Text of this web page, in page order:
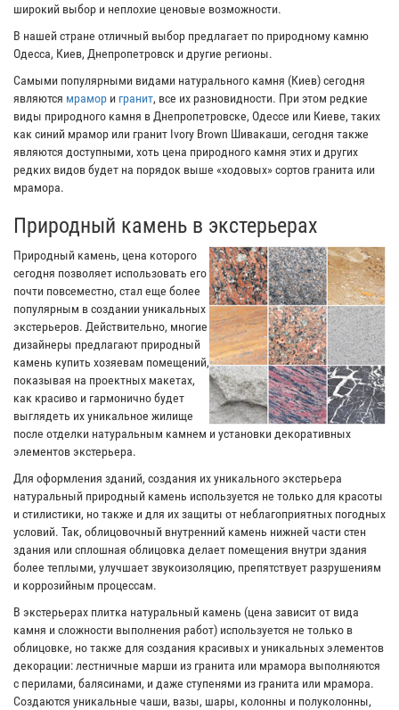
широкий выбор и неплохие ценовые возможности.
В нашей стране отличный выбор предлагает по природному камню
Одесса, Киев, Днепропетровск и другие регионы.
Самыми популярными видами натурального камня (Киев) сегодня
являются мрамор и гранит, все их разновидности. При этом редкие
виды природного камня в Днепропетровске, Одессе или Киеве, таких
как синий мрамор или гранит Ivory Brown Шивакаши, сегодня также
являются доступными, хоть цена природного камня этих и других
редких видов будет на порядок выше «ходовых» сортов гранита или
мрамора.
Природный камень в экстерьерах
Природный камень, цена которого
сегодня позволяет использовать его
почти повсеместно, стал еще более
популярным в создании уникальных
экстерьеров. Действительно, многие
дизайнеры предлагают природный
камень купить хозяевам помещений,
показывая на проектных макетах,
как красиво и гармонично будет
выглядеть их уникальное жилище
после отделки натуральным камнем и установки декоративных
элементов экстерьера.
Для оформления зданий, создания их уникального экстерьера
натуральный природный камень используется не только для красоты
и стилистики, но также и для их защиты от неблагоприятных погодных
условий. Так, облицовочный внутренний камень нижней части стен
здания или сплошная облицовка делает помещения внутри здания
более теплыми, улучшает звукоизоляцию, препятствует разрушениям
и коррозийным процессам.
В экстерьерах плитка натуральный камень (цена зависит от вида
камня и сложности выполнения работ) используется не только в
облицовке, но также для создания красивых и уникальных элементов
декорации: лестничные марши из гранита или мрамора выполняются
с перилами, балясинами, и даже ступенями из гранита или мрамора.
Создаются уникальные чаши, вазы, шары, колонны и полуколонны,